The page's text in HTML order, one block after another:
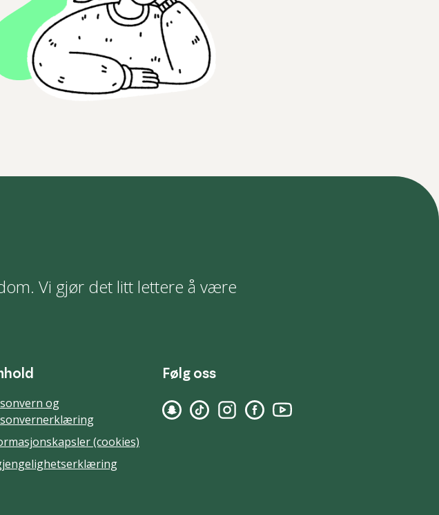
Vi gjør det litt lettere å være
og
(cookies)
Følg oss